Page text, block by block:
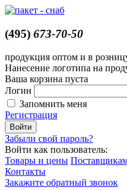
(495) 673-70-50
продукция оптом и в
Нанесение логотипа на
Ваша корзина пуста
Логин
Запомнить меня
Регистрация
Забыли свой пароль?
Войти как пользователь:
Товары и цены
Контакты
Закажите обратный звонок